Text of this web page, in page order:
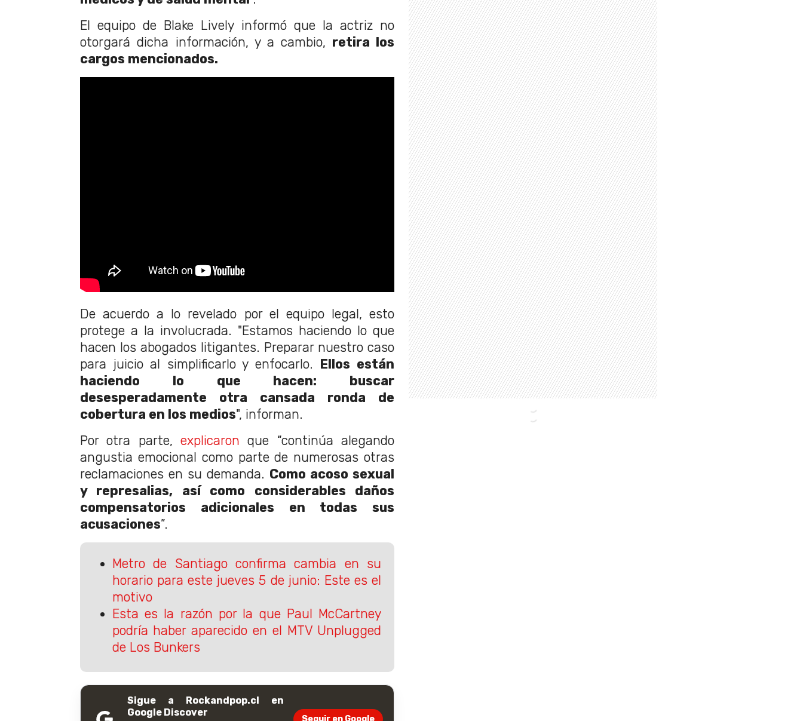
El equipo de Blake Lively informó que la actriz no
otorgará dicha información, y a cambio, retira los
cargos mencionados.
De acuerdo a lo revelado por el equipo legal, esto
protege a la involucrada. "Estamos haciendo lo que
hacen los abogados litigantes. Preparar nuestro caso
para juicio al simplificarlo y enfocarlo. Ellos están
haciendo lo que hacen: buscar
desesperadamente otra cansada ronda de
cobertura en los medios", informan.
Por otra parte, explicaron que “continúa alegando
angustia emocional como parte de numerosas otras
reclamaciones en su demanda. Como acoso sexual
y represalias, así como considerables daños
compensatorios adicionales en todas sus
acusaciones”.
Metro de Santiago confirma cambia en su
horario para este jueves 5 de junio: Este es el
motivo
Esta es la razón por la que Paul McCartney
podría haber aparecido en el MTV Unplugged
de Los Bunkers
Sigue a Rockandpop.cl en
Google Discover